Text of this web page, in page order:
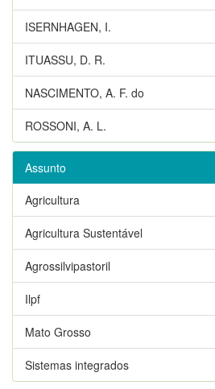
ISERNHAGEN, I.
ITUASSU, D. R.
NASCIMENTO, A. F. do
ROSSONI, A. L.
Assunto
Agricultura
Agricultura Sustentável
Agrossilvipastoril
Ilpf
Mato Grosso
Sistemas integrados